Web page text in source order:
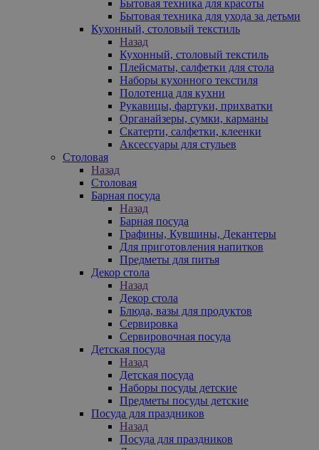
Бытовая техника для красоты
Бытовая техника для ухода за детьми
Кухонный, столовый текстиль
Назад
Кухонный, столовый текстиль
Плейсматы, салфетки для стола
Наборы кухонного текстиля
Полотенца для кухни
Рукавицы, фартуки, прихватки
Органайзеры, сумки, карманы
Скатерти, салфетки, клеенки
Аксессуары для стульев
Столовая
Назад
Столовая
Барная посуда
Назад
Барная посуда
Графины, Кувшины, Декантеры
Для приготовления напитков
Предметы для питья
Декор стола
Назад
Декор стола
Блюда, вазы для продуктов
Сервировка
Сервировочная посуда
Детская посуда
Назад
Детская посуда
Наборы посуды детские
Предметы посуды детские
Посуда для праздников
Назад
Посуда для праздников